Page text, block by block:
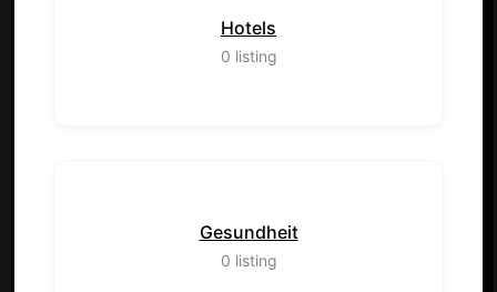
Hotels
0 listing
Gesundheit
0 listing